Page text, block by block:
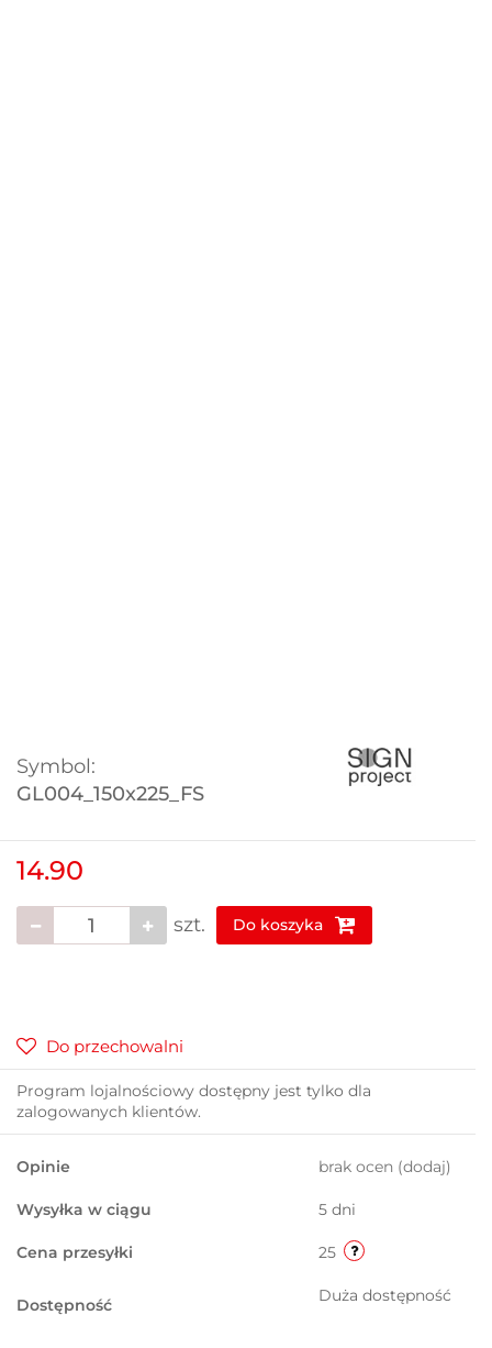
Symbol:
GL004_150x225_FS
14.90
szt. Do koszyka
Do przechowalni
Program lojalnościowy dostępny jest tylko dla
zalogowanych klientów.
Opinie brak ocen (dodaj)
Wysyłka w ciągu 5 dni
Cena przesyłki 25
Dostępność Duża dostępność